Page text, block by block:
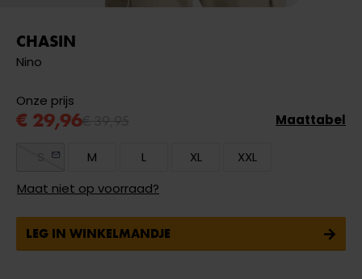
CHASIN
Nino
Onze prijs
€ 29,96
M L XL
XXL
Maat niet op voorraad?
Maattabel
LEG IN WINKELMANDJE